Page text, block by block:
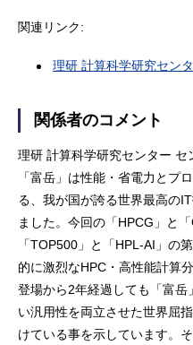
関連リンク:
理研 計算科学研究セン
関係者のコメント
理研 計算科学研究センター セ
「富岳」は性能・省電力とプ
る、我が国が誇る世界最高の
ました。今回の「HPCG」と
「TOP500」と「HPL-AI」の
的に激烈なHPC・高性能計算
登場から2年経過しても「富
い汎用性を両立させた世界屈
けている事を示しています。